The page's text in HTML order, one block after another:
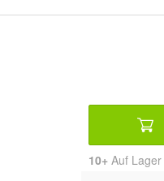
10+ Auf Lager